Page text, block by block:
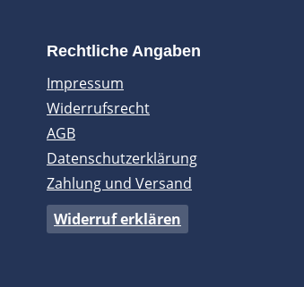
Rechtliche Angaben
Impressum
Widerrufsrecht
AGB
Datenschutzerklärung
Zahlung und Versand
Widerruf erklären